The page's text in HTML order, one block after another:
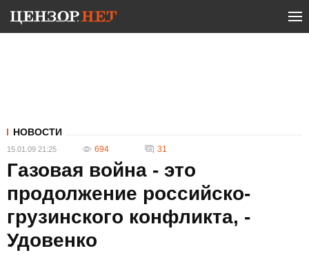
НОВОСТИ
15.01.09 21:25 694 31
Газовая война - это
продолжение российско-
грузинского конфликта, -
Удовенко